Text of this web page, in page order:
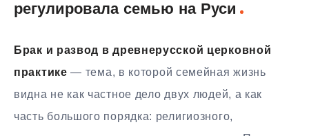
регулировала семью на Руси
Брак и развод в древнерусской церковной
практике — тема, в которой семейная жизнь
видна не как частное дело двух людей, а как
часть большого порядка: религиозного,